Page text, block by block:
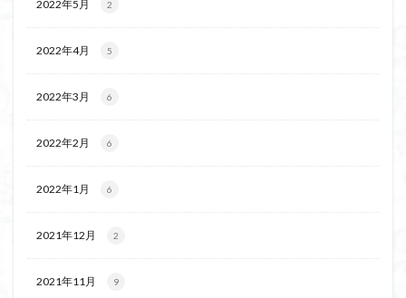
2022年5月 2
2022年4月 5
2022年3月 6
2022年2月 6
2022年1月 6
2021年12月 2
2021年11月 9